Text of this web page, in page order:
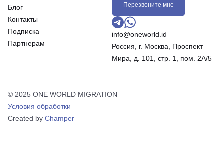
Блог
Контакты
Подписка
Партнерам
Перезвоните мне
info@oneworld.id
Россия, г. Москва, Проспект
Мира, д. 101, стр. 1, пом. 2А/5
© 2025 ONE WORLD MIGRATION
Условия обработки
Created by Champer